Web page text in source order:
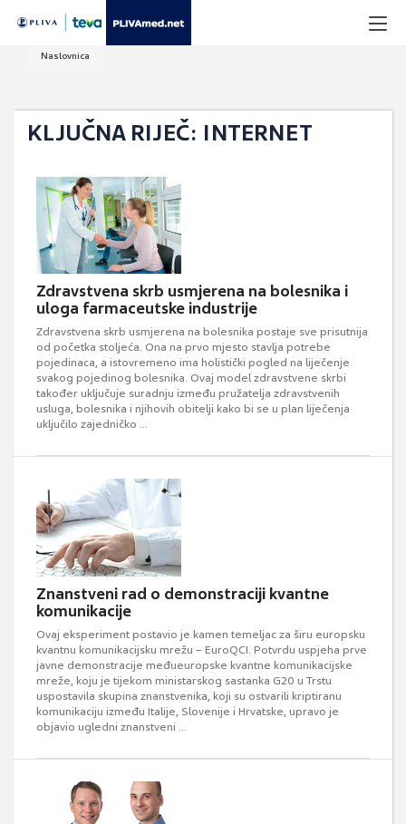
Naslovnica
KLJUČNA RIJEČ: INTERNET
Zdravstvena skrb usmjerena na bolesnika i
uloga farmaceutske industrije
Zdravstvena skrb usmjerena na bolesnika postaje sve prisutnija
od početka stoljeća. Ona na prvo mjesto stavlja potrebe
pojedinaca, a istovremeno ima holistički pogled na liječenje
svakog pojedinog bolesnika. Ovaj model zdravstvene skrbi
također uključuje suradnju između pružatelja zdravstvenih
usluga, bolesnika i njihovih obitelji kako bi se u plan liječenja
uključilo zajedničko ...
Znanstveni rad o demonstraciji kvantne
komunikacije
Ovaj eksperiment postavio je kamen temeljac za širu europsku
kvantnu komunikacijsku mrežu – EuroQCI. Potvrdu uspjeha prve
javne demonstracije međueuropske kvantne komunikacijske
mreže, koju je tijekom ministarskog sastanka G20 u Trstu
uspostavila skupina znanstvenika, koji su ostvarili kriptiranu
komunikaciju između Italije, Slovenije i Hrvatske, upravo je
objavio ugledni znanstveni ...